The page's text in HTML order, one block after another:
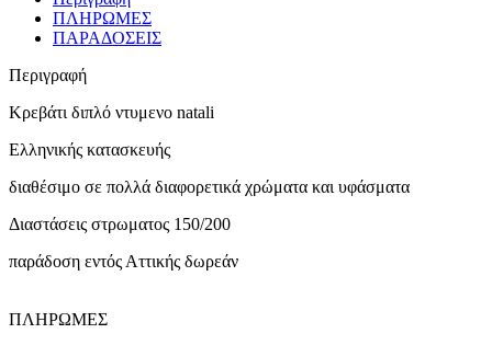
ΠΛΗΡΩΜΕΣ
ΠΑΡΑΔΟΣΕΙΣ
Περιγραφή
Κρεβάτι διπλό ντυμενο natali
Ελληνικής κατασκευής
διαθέσιμο σε πολλά διαφορετικά χρώματα και υφάσματα
Διαστάσεις στρωματος 150/200
παράδοση εντός Αττικής δωρεάν
ΠΛΗΡΩΜΕΣ